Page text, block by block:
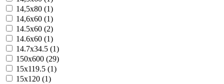
14,5x80 (1)
14,6x60 (1)
14.5x60 (2)
14.6x60 (1)
14.7x34.5 (1)
150x600 (29)
15x119.5 (1)
15x120 (1)